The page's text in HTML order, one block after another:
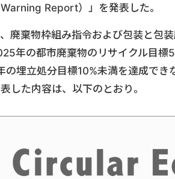
Report）」を発表した。
廃棄物枠組み指令および包装と包
年の都市廃棄物のリサイクル目
埋立処分目標10%未満を達成でき
した内容は、以下のとおり。